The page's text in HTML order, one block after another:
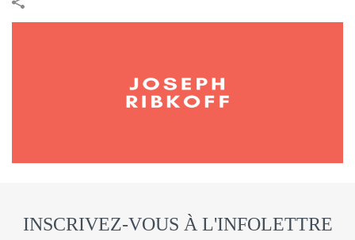
INSCRIVEZ-VOUS À L'INFOLETTRE